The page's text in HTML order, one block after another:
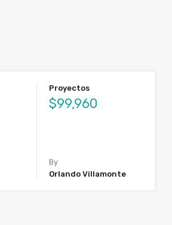
Proyectos
$99,960
By
Orlando Villamonte